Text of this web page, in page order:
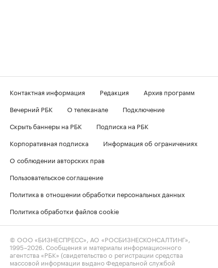
Контактная информация Редакция
Архив программ
Вечерний РБК
О телеканале
Подключение
Скрыть баннеры на РБК
Подписка на РБК
Корпоративная подписка
Информация об ограничениях
О соблюдении авторских прав
Пользовательское соглашение
Политика в отношении обработки персональных данных
Политика обработки файлов cookie
© ООО «БИЗНЕСПРЕСС», АО «РОСБИЗНЕСКОНСАЛТИНГ»,
1995–2026. Сообщения и материалы информационного
агентства «РБК» (свидетельство о регистрации средства
массовой информации выдано Федеральной службой